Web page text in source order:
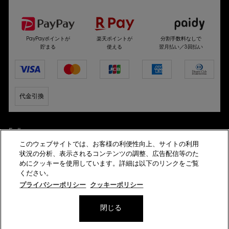
PayPayポイントが
貯まる
楽天ポイントが
使える
分割手数料なしで
翌月払い／3回払い
代金引換
Follow us
サイト利用規約 会員規約
このウェブサイトでは、お客様の利便性向上、サイトの利用
状況の分析、表示されるコンテンツの調整、広告配信等のた
めにクッキーを使用しています。詳細は以下のリンクをご覧
ください。
プライバシーポリシー
クッキーポリシー
閉じる